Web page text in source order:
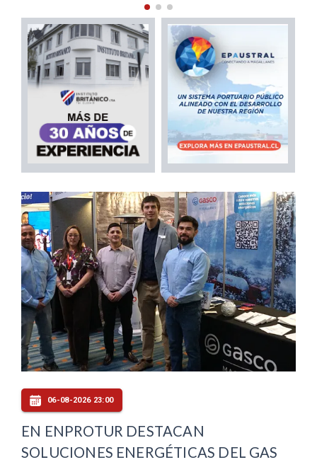
06-08-2026 23:00
EN ENPROTUR DESTACAN
SOLUCIONES ENERGÉTICAS DEL GAS